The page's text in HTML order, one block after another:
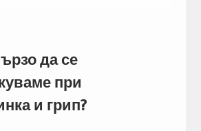
да се
при
и грип?